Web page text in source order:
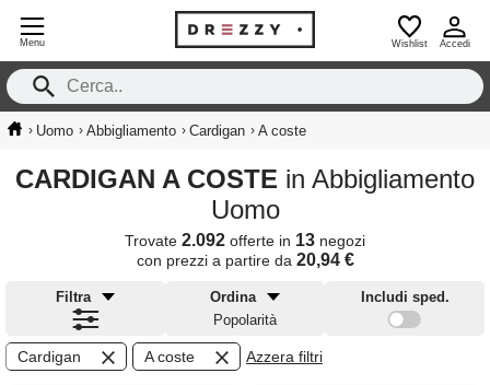
Menu Wishlist Accedi
› Uomo › Abbigliamento › Cardigan › A coste
CARDIGAN A COSTE in Abbigliamento
Uomo
Trovate 2.092 offerte in 13 negozi
con prezzi a partire da 20,94 €
Filtra
Ordina
Popolarità
Includi sped.
Cardigan A coste Azzera filtri